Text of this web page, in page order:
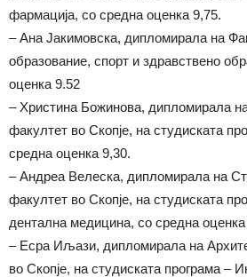
фармација, со средна оценка 9,75.
– Ана Јакимовска, дипломирала на
образование, спорт и здравствено
оценка 9.52
– Христина Божинова, дипломирала
факултет во Скопје, на студиската
средна оценка 9,30.
– Андреа Велеска, дипломирала на
факултет во Скопје, на студиската
дентална медицина, со средна оценка
– Есра Иљази, дипломирала на
во Скопје, на студиската програма –